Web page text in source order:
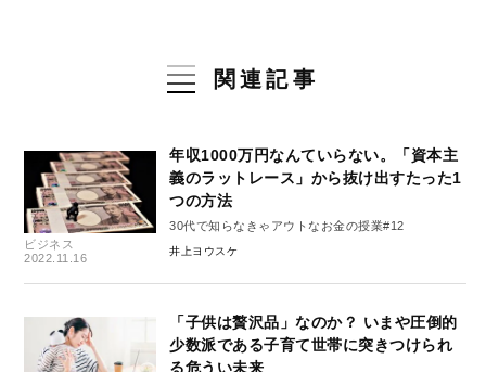
関連記事
ビジネス
2022.11.16
年収1000万円なんていらない。「資本主
義のラットレース」から抜け出すたった1
つの方法
30代で知らなきゃアウトなお金の授業#12
井上ヨウスケ
「子供は贅沢品」なのか？ いまや圧倒的
少数派である子育て世帯に突きつけられ
る危うい未来